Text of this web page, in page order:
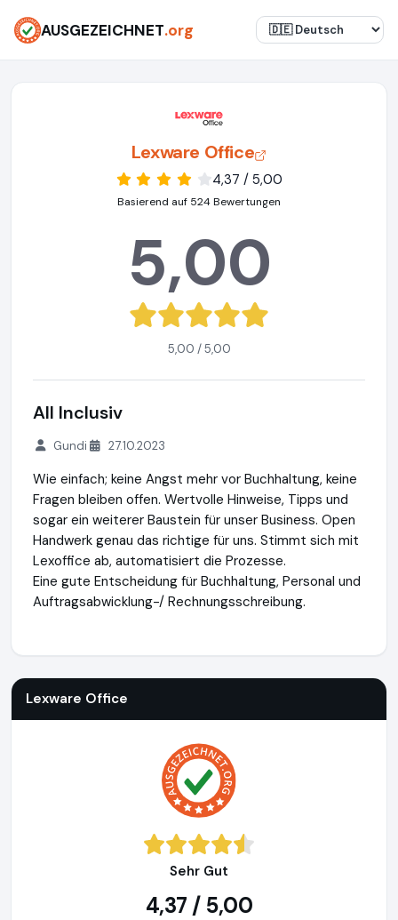
AUSGEZEICHNET.org
Lexware Office
4,37 / 5,00
Basierend auf 524 Bewertungen
5,00
5,00 / 5,00
All Inclusiv
Gundi 27.10.2023
Wie einfach; keine Angst mehr vor Buchhaltung, keine
Fragen bleiben offen. Wertvolle Hinweise, Tipps und
sogar ein weiterer Baustein für unser Business. Open
Handwerk genau das richtige für uns. Stimmt sich mit
Lexoffice ab, automatisiert die Prozesse.
Eine gute Entscheidung für Buchhaltung, Personal und
Auftragsabwicklung-/ Rechnungsschreibung.
Lexware Office
Sehr Gut
4,37 / 5,00